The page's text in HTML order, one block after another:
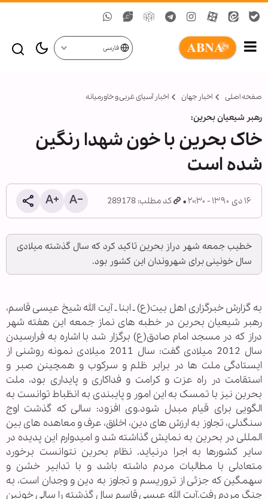
فارسی
صفحه اصلی اخبار جهان اخبار آسیای غربی و خاورمیانه
رهبر شیعیان بحرین:
خاک بحرین با خون شهدا رنگین
شده است
۱۶ دی ۱۳۹۰ - ۲۰:۳۰ کد مطلب: 289178
خطیب جمعه شهر دراز بحرین تاکید کرد که سال گذشته میلادی
سال خونینی برای شهروندان این کشور بود.
به گزارش خبرگزاری اهل بیت(ع) ـ ابنا ـ آیت الله شیخ عیسی قاسم،
رهبر شیعیان بحرین در خطبه های نماز جمعه این هفته شهر
دراز که در مسجد امام صادق(ع) برگزار شد با اشاره به فرارسیدن
سال 2012 میلادی گفت: سال 2011 میلادی نمونه روشنی از
ایستادگی ملت ها در برابر ظلم و سرکوب و همچینن صبر و
استقامت در راه عزت و کرامت و فداکاری و پایداری بود، ملت
بحرین نیز با تمسک به این امور و پایبندی به انظباط توانست به
الگویی برای قیام مبدل شود.وی افزود: سالی که گذشت اوج
سنگدلی، تجاوز به ارزش های دین، اخلاق، عرف و معاهده های بین
المللی در بحرین به نمایش گذاشته شد و امیدوارم این پدیده در
سایر کشورها به اجرا درنیاید. نظام بحرین نتوانست برخورد
متعادلی با مطالبات مردم داشته باشد و با تدابیر خشن و
سهمگین که جزئی از تروریسم و تجاوز به دین و وجدان است، به
جنگ مردم رفت.آیت الله عیسی قاسم سال گذشته را سالی خونین